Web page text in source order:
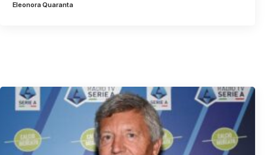
Eleonora Quaranta